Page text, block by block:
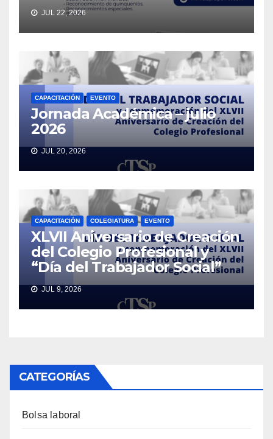
JUL 22, 2026
CAPACITACIÓN EVENTO
Jornada Académica – julio
2026
JUL 20, 2026
CAPACITACIÓN COLEGIATURA EVENTO
XLVII Aniversario de Creación
del Colegio Profesional y
“Día del Trabajador Social”
JUL 9, 2026
CATEGORÍAS
Bolsa laboral